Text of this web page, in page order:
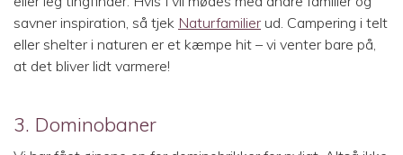
savner inspiration, så tjek Naturfamilier ud. Campering i telt
eller shelter i naturen er et kæmpe hit – vi venter bare på,
at det bliver lidt varmere!
3. Dominobaner